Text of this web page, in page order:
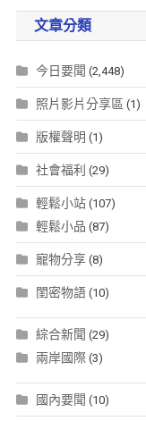
文章分類
今日要聞 (2,448)
照片影片分享區 (1)
版權聲明 (1)
社會福利 (29)
輕鬆小站(107)
輕鬆小品 (87)
寵物分享(8)
閨密物語(10)
綜合新聞 (29)
兩岸國際(3)
國內要聞 (10)